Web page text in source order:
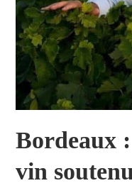
Bordeaux
vin